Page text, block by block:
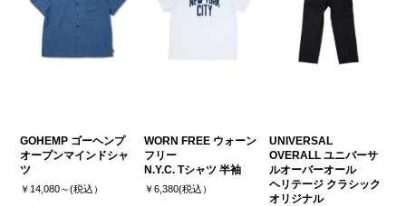
GOHEMP ゴーヘンプ
オープンマインドシャ
ツ
￥14,080～(税込）
WORN FREE ウォーン
フリー
N.Y.C. Tシャツ 半袖
￥6,380(税込）
UNIVERSAL
OVERALL ユニバーサ
ルオーバーオール
ヘリテージ クラシック
オリジナル